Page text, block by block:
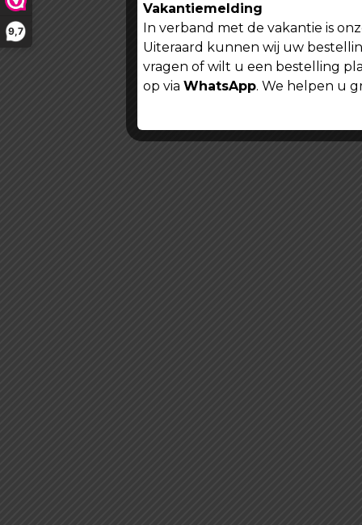
9,7
Vakantiemelding
In verband met de vakantie is
Uiteraard kunnen wij uw
vragen of wilt u een bestelling
op via WhatsApp. We helpen u